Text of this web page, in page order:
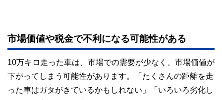
市場価値や税金で不利になる可能性がある
10万キロ走った車は、市場での需要が少なく、市場価値が
下がってしまう可能性があります。「たくさんの距離を走
った車はガタがきているかもしれない」「いろいろ劣化し